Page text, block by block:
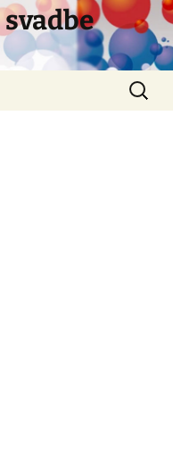
Search
for: